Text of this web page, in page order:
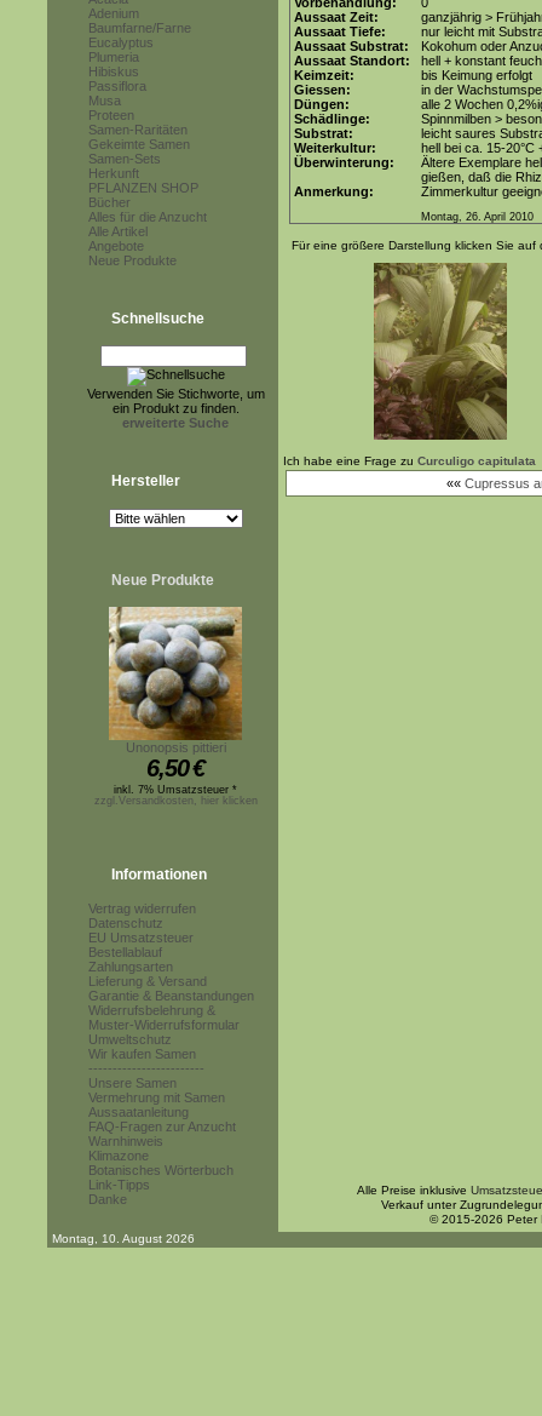
Adenium
Baumfarne/Farne
Eucalyptus
Plumeria
Hibiskus
Passiflora
Musa
Proteen
Samen-Raritäten
Gekeimte Samen
Samen-Sets
Herkunft
PFLANZEN SHOP
Bücher
Alles für die Anzucht
Alle Artikel
Angebote
Neue Produkte
Schnellsuche
Verwenden Sie Stichworte, um
ein Produkt zu finden.
erweiterte Suche
Hersteller
Neue Produkte
Unonopsis pittieri
6,50€
inkl. 7% Umsatzsteuer *
zzgl.Versandkosten, hier klicken
Informationen
Vertrag widerrufen
Datenschutz
EU Umsatzsteuer
Bestellablauf
Zahlungsarten
Lieferung & Versand
Garantie & Beanstandungen
Widerrufsbelehrung &
Muster-Widerrufsformular
Umweltschutz
Wir kaufen Samen
------------------------
Unsere Samen
Vermehrung mit Samen
Aussaatanleitung
FAQ-Fragen zur Anzucht
Warnhinweis
Klimazone
Botanisches Wörterbuch
Link-Tipps
Danke
Aussaat Zeit:
ganzjährig >
Aussaat Tiefe:
nur leicht mit
Aussaat Substrat:
Kokohum oder
Aussaat Standort:
hell + konstant
Keimzeit:
bis Keimung erfolgt
Giessen:
in der
Düngen:
alle 2 Wochen
Schädlinge:
Spinnmilben >
Substrat:
leicht saures
Weiterkultur:
hell bei ca. 15-20°C
Überwinterung:
Ältere Exemplare
gießen, daß die
Anmerkung:
Zimmerkultur
Montag, 26. April 2010
Für eine größere Darstellung klicken Sie auf
Ich habe eine Frage zu Curculigo capitulata
«« Cupressus
Alle Preise inklusive
Verkauf unter
© 2015-2026 Peter
Montag, 10. August 2026